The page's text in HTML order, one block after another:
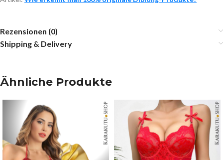
Rezensionen (0)
Shipping & Delivery
Ähnliche Produkte